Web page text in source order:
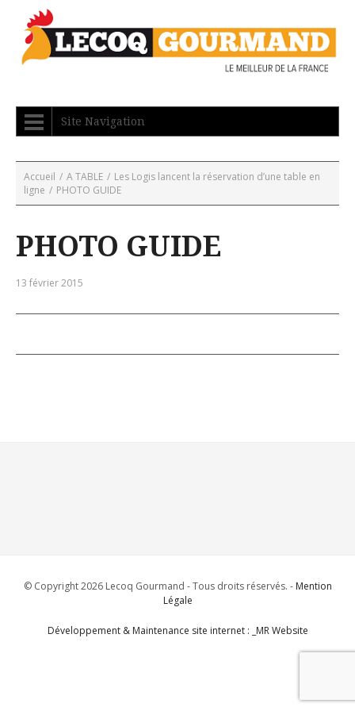
Site Navigation
Accueil / A TABLE / Les Logis lancent la réservation d’une table en
ligne / PHOTO GUIDE
PHOTO GUIDE
13 février 2015
© Copyright 2026 Lecoq Gourmand - Tous droits réservés. - Mention
Légale
Développement & Maintenance site internet : _MR Website